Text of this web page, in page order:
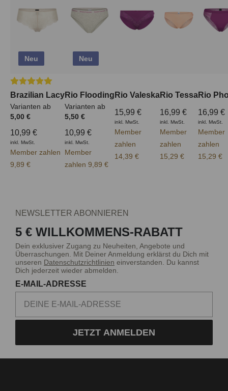
Neu
Durchschnittliche Bewertung von 5 von 5 Sternen
Brazilian Lacy
Varianten ab
5,00 €
10,99 €
inkl. MwSt.
Member zahlen
9,89 €
Neu
Rio Flooding
Varianten ab
5,50 €
10,99 €
inkl. MwSt.
Member
zahlen 9,89 €
Rio Valeska
15,99 €
inkl. MwSt.
Member
zahlen
14,39 €
Rio Tessa
16,99 €
inkl. MwSt.
Member
zahlen
15,29 €
Rio
16,99 €
inkl. MwSt.
Member
zahlen
15,29 €
NEWSLETTER ABONNIEREN
5 € WILLKOMMENS-RABATT
Dein exklusiver Zugang zu Neuheiten, Angebote und
Überraschungen. Mit Deiner Anmeldung erklärst du Dich mit
unseren Datenschutzrichtlinien einverstanden. Du kannst
Dich jederzeit wieder abmelden.
E-MAIL-ADRESSE
JETZT ANMELDEN